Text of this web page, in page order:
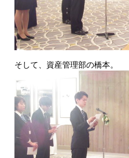
そして、資産管理部の橋本。